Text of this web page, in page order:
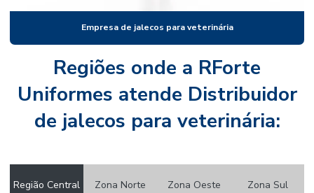
Fornecedores de jalecos e scrubs
Uniforme administrativo hospital
Uniforme hospitalar administrativo
Uniforme hospitalar masculino
Empresa de jalecos para veterinária
Regiões onde a RForte
Uniformes atende Distribuidor
de jalecos para veterinária:
Região Central Zona Norte Zona Oeste Zona Sul